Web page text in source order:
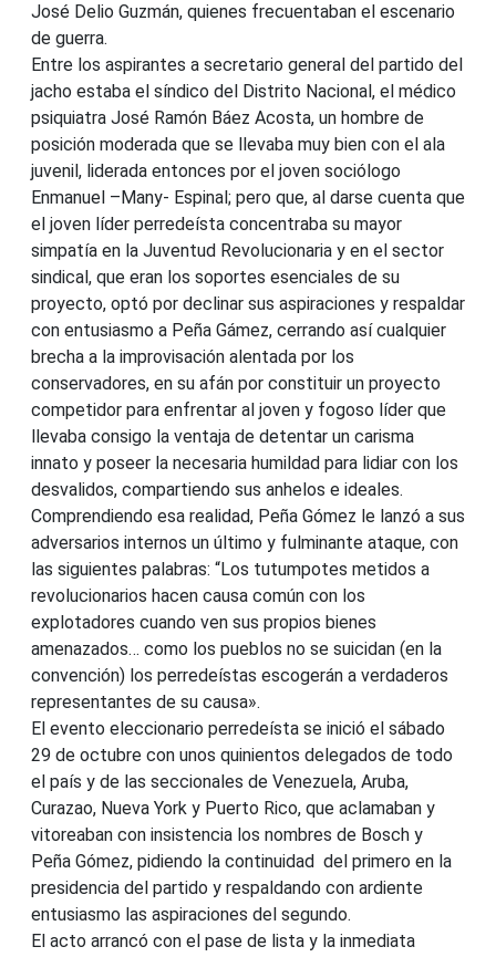
José Delio Guzmán, quienes frecuentaban el escenario
de guerra.
Entre los aspirantes a secretario general del partido del
jacho estaba el síndico del Distrito Nacional, el médico
psiquiatra José Ramón Báez Acosta, un hombre de
posición moderada que se llevaba muy bien con el ala
juvenil, liderada entonces por el joven sociólogo
Enmanuel –Many- Espinal; pero que, al darse cuenta que
el joven líder perredeísta concentraba su mayor
simpatía en la Juventud Revolucionaria y en el sector
sindical, que eran los soportes esenciales de su
proyecto, optó por declinar sus aspiraciones y respaldar
con entusiasmo a Peña Gámez, cerrando así cualquier
brecha a la improvisación alentada por los
conservadores, en su afán por constituir un proyecto
competidor para enfrentar al joven y fogoso líder que
llevaba consigo la ventaja de detentar un carisma
innato y poseer la necesaria humildad para lidiar con los
desvalidos, compartiendo sus anhelos e ideales.
Comprendiendo esa realidad, Peña Gómez le lanzó a sus
adversarios internos un último y fulminante ataque, con
las siguientes palabras: “Los tutumpotes metidos a
revolucionarios hacen causa común con los
explotadores cuando ven sus propios bienes
amenazados… como los pueblos no se suicidan (en la
convención) los perredeístas escogerán a verdaderos
representantes de su causa».
El evento eleccionario perredeísta se inició el sábado
29 de octubre con unos quinientos delegados de todo
el país y de las seccionales de Venezuela, Aruba,
Curazao, Nueva York y Puerto Rico, que aclamaban y
vitoreaban con insistencia los nombres de Bosch y
Peña Gómez, pidiendo la continuidad del primero en la
presidencia del partido y respaldando con ardiente
entusiasmo las aspiraciones del segundo.
El acto arrancó con el pase de lista y la inmediata